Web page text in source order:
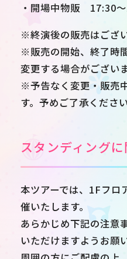
・開場中物販 17:30
※終演後の販売はござ
※販売の開始、終了時
変更する場合がございま
※予告なく変更・販売
す。予めご了承ください
スタンディング
本ツアーでは、1Fフロ
催いたします。
あらかじめ下記の注意
いただけますようお願